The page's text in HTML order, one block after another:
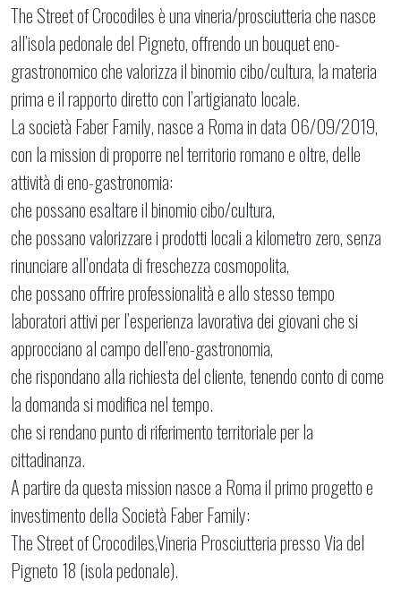
The Street of Crocodiles è una vineria/prosciutteria che nasce
all’isola pedonale del Pigneto, offrendo un bouquet eno-
grastronomico che valorizza il binomio cibo/cultura, la materia
prima e il rapporto diretto con l’artigianato locale.
La società Faber Family, nasce a Roma in data 06/09/2019,
con la mission di proporre nel territorio romano e oltre, delle
attività di eno-gastronomia:
che possano esaltare il binomio cibo/cultura,
che possano valorizzare i prodotti locali a kilometro zero, senza
rinunciare all’ondata di freschezza cosmopolita,
che possano offrire professionalità e allo stesso tempo
laboratori attivi per l’esperienza lavorativa dei giovani che si
approcciano al campo dell’eno-gastronomia,
che rispondano alla richiesta del cliente, tenendo conto di come
la domanda si modifica nel tempo.
che si rendano punto di riferimento territoriale per la
cittadinanza.
A partire da questa mission nasce a Roma il primo progetto e
investimento della Società Faber Family:
The Street of Crocodiles,Vineria Prosciutteria presso Via del
Pigneto 18 (isola pedonale).